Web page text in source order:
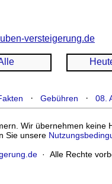
· Gebühren · 08.
Wir übernehmen keine
Sie unsere
· Alle Rechte